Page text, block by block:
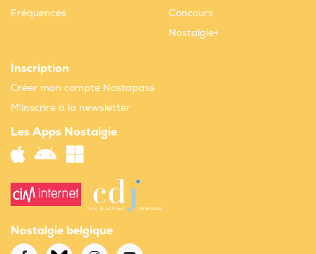
Fréquences
Concours
Nostalgie+
Inscription
Créer mon compte Nostapass
M'inscrire à la newsletter
Les Apps Nostalgie
Nostalgie belgique